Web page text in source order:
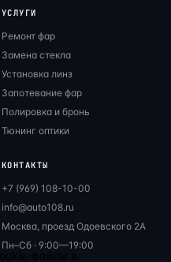
УСЛУГИ
Ремонт фар
Замена стекла
Установка линз
Запотевание фар
Полировка и бронь
Тюнинг оптики
КОНТАКТЫ
+7 (969) 108-10-00
info@auto108.ru
Москва, проезд Одоевского 2А
Пн–Сб · 9:00—19:00
файлы в